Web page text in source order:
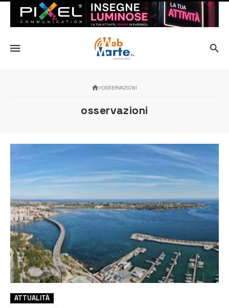
OSSERVAZIONI
osservazioni
ATTUALITÀ